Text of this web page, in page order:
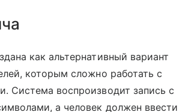
как альтернативный вариант
которым сложно работать с
Система воспроизводит запись с
а человек должен ввести